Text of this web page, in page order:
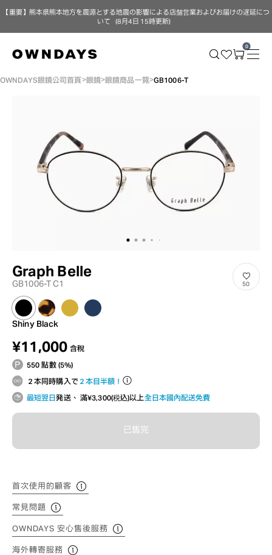
【重要】熊本県熊本地方を震源とする地震の影響による店舗営業およびお届けの遅延につ
いて（8月4日 15時更新）
0
OWNDAYS眼鏡公司首頁 眼鏡 眼鏡商品一覽 GB1006-T
Graph Belle
GB1006-T C1 50
Shiny Black
¥11,000 含稅
550 點數 (5%)
２本同時購入で ２本目半額！
最短翌日発送、 滿¥3,300(税込)以上全日本國內配送免費
已售完
首次使用的顧客
常見問題
OWNDAYS 安心售後服務
海外轉寄服務